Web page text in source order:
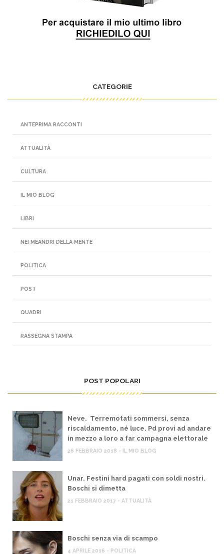
CATEGORIE
ANTEPRIMA RACCONTI
ATTUALITÀ
CULTURA
IL MIO BLOG
LIBRI
NEI MEANDRI DELLA MENTE
POLITICA
POST
QUADRI
RASSEGNA STAMPA
POST POPOLARI
Neve. Terremotati sommersi, senza
riscaldamento, né luce. Pd provi ad andare
in mezzo a loro a far campagna elettorale
26 FEBBRAIO 2018 - IL MIO BLOG
Unar. Festini hard pagati con soldi nostri.
Boschi si dimetta
21 FEBBRAIO 2017 - ATTUALITÀ
Boschi senza via di scampo
4 APRILE 2016 - POLITICA